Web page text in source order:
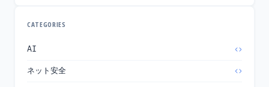
CATEGORIES
AI
ネット安全